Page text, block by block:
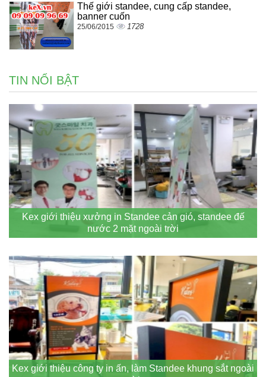
Thế giới standee, cung cấp standee,
banner cuốn
25/06/2015 1728
TIN NỔI BẬT
Kex giới thiệu xưởng in Standee cản gió, standee đế
nước 2 mặt ngoài trời
Kex giới thiệu công ty in ấn, làm Standee khung sắt ngoài